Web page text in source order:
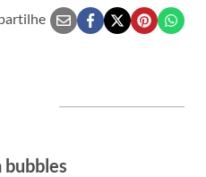
bubbles